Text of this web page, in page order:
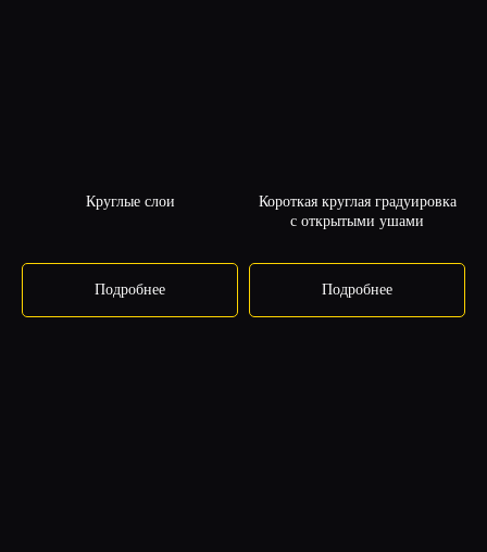
Круглые слои
Подробнее
Короткая круглая градуировка
с открытыми ушами
Подробнее